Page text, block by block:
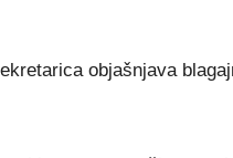
objašnjava